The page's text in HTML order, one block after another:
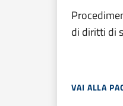
di diritti di
VAI ALLA